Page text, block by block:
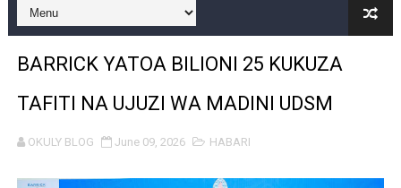
Rais Dkt. Samia Afungua Rasmi Miundombinu ya BRT
BARRICK YATOA BILIONI 25 KUKUZA
TAFITI NA UJUZI WA MADINI UDSM
OKULY BLOG June 09, 2026 HABARI